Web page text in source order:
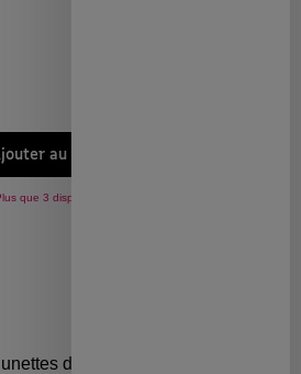
au panier
que 3 disponibles !
de soleil